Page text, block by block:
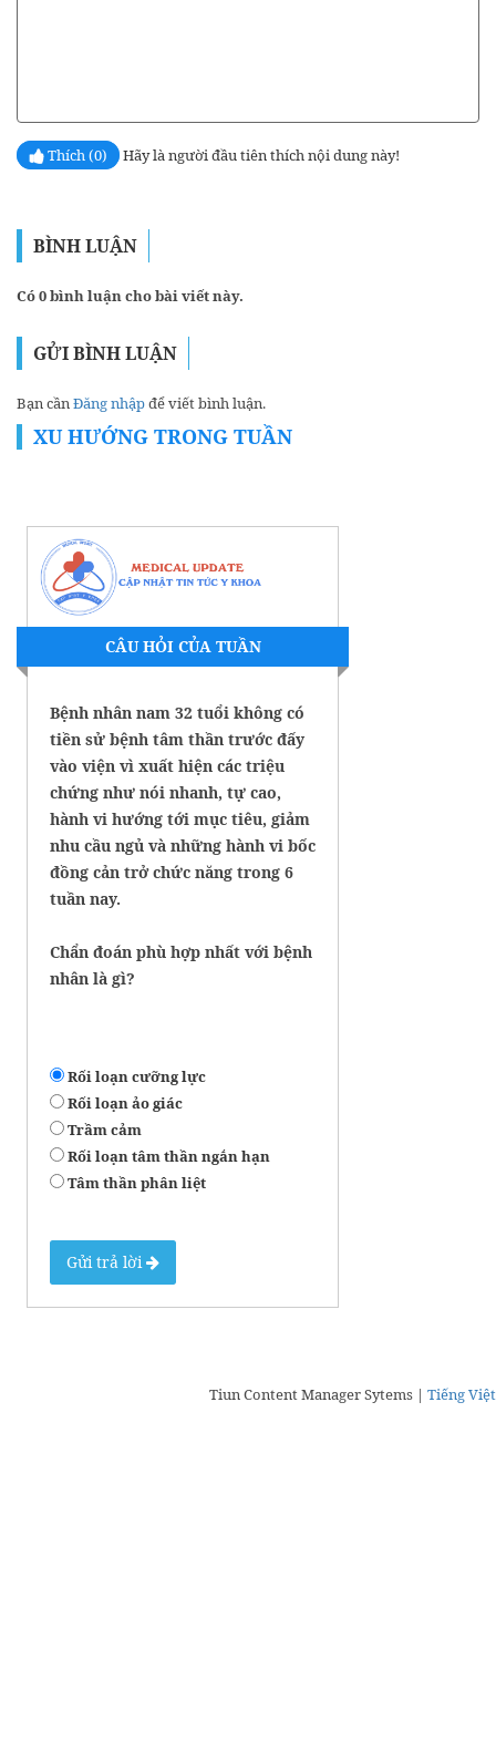
Thích (0) Hãy là người đầu tiên thích nội dung này!
BÌNH LUẬN
Có 0 bình luận cho bài viết này.
GỬI BÌNH LUẬN
Bạn cầnĐăng nhậpđể viết bình luận.
XU HƯỚNG TRONG TUẦN
CÂU HỎI CỦA TUẦN
Bệnh nhân nam 32 tuổi không có
tiền sử bệnh tâm thần trước đấy
vào viện vì xuất hiện các triệu
chứng như nói nhanh, tự cao,
hành vi hướng tới mục tiêu, giảm
nhu cầu ngủ và những hành vi bốc
đồng cản trở chức năng trong 6
tuần nay.
Chẩn đoán phù hợp nhất với bệnh
nhân là gì?
Rối loạn cưỡng lực
Rối loạn ảo giác
Trầm cảm
Rối loạn tâm thần ngắn hạn
Tâm thần phân liệt
Gửi trả lời
Tiun Content Manager Sytems | Tiếng Việt